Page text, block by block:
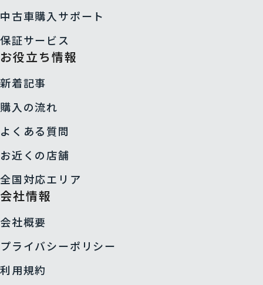
中古車購入サポート
保証サービス
お役立ち情報
新着記事
購入の流れ
よくある質問
お近くの店舗
全国対応エリア
会社情報
会社概要
プライバシーポリシー
利用規約